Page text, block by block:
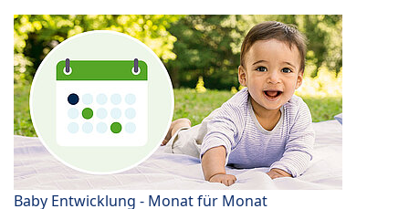
Baby Entwicklung - Monat für Monat